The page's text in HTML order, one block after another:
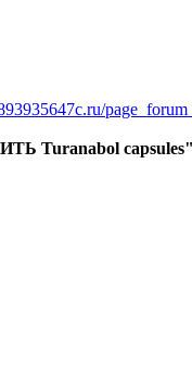
Turanabol capsules"